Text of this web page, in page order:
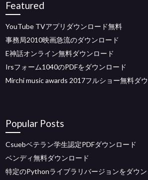
Featured
YouTube TVアプリダウンロード無料
事務局2010映画急流のダウンロード
E神話オンライン無料ダウンロード
Irsフォーム1040のPDFをダウンロード
Mirchi music awards 2017フルショー無料ダ
Popular Posts
Csuebベテラン学生認定PDFダウンロード
ベンディ無料ダウンロード
特定のPythonライブラリバージョンをダウ